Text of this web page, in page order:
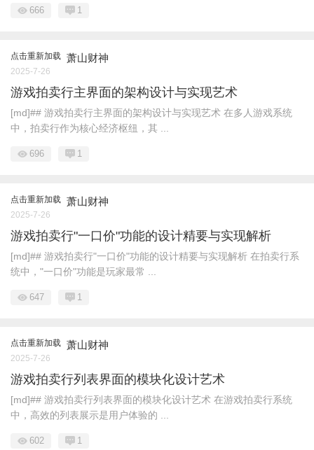
666 1
点击重新加载 萧山财神
2025-7-26
游戏拍卖行主界面的架构设计与实现艺术
[md]## 游戏拍卖行主界面的架构设计与实现艺术 在多人游戏系统
中，拍卖行作为核心经济枢纽，其 ...
696 1
点击重新加载 萧山财神
2025-7-26
游戏拍卖行"一口价"功能的设计精要与实现解析
[md]## 游戏拍卖行"一口价"功能的设计精要与实现解析 在拍卖行系
统中，"一口价"功能是玩家最常 ...
647 1
点击重新加载 萧山财神
2025-7-26
游戏拍卖行列表界面的模块化设计艺术
[md]## 游戏拍卖行列表界面的模块化设计艺术 在游戏拍卖行系统
中，高效的列表展示是用户体验的 ...
602 1